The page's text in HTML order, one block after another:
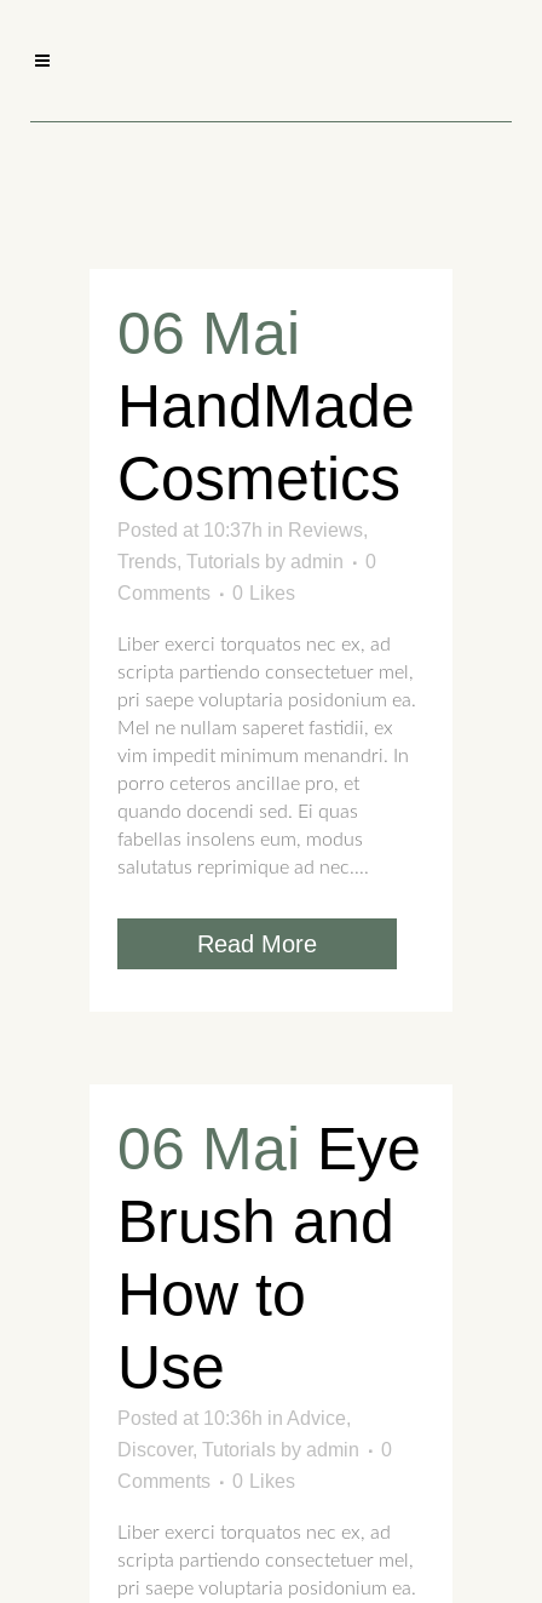
06 Mai
HandMade
Cosmetics
Posted at 10:37h in Reviews,
Trends, Tutorials by admin
0
Comments
0 Likes
Liber exerci torquatos nec ex, ad
scripta partiendo consectetuer mel,
pri saepe voluptaria posidonium ea.
Mel ne nullam saperet fastidii, ex
vim impedit minimum menandri. In
porro ceteros ancillae pro, et
quando docendi sed. Ei quas
fabellas insolens eum, modus
salutatus reprimique ad nec....
Read More
06 Mai Eye
Brush and
How to
Use
Posted at 10:36h in Advice,
Discover, Tutorials by admin
0
Comments
0 Likes
Liber exerci torquatos nec ex, ad
scripta partiendo consectetuer mel,
pri saepe voluptaria posidonium ea.